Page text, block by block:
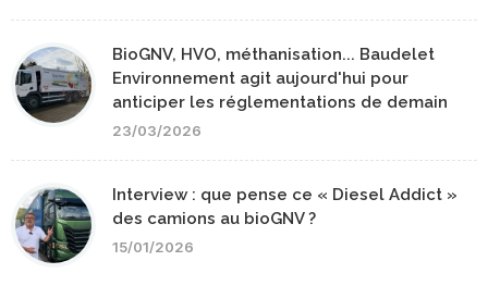
BioGNV, HVO, méthanisation... Baudelet
Environnement agit aujourd'hui pour
anticiper les réglementations de demain
23/03/2026
Interview : que pense ce « Diesel Addict »
des camions au bioGNV ?
15/01/2026